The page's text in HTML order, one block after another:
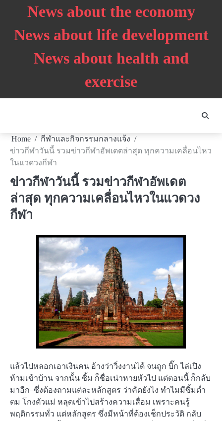
content
News about the economy
News about life development
News about health and
exercise
Home
กีฬาและกิจกรรมกลางแจ้ง
ข่าวกีฬาวันนี้ รวมข่าวกีฬาอัพเดตล่าสุด ทุกความเคลื่อนไหว
ในแวดวงกีฬา
ข่าวกีฬาวันนี้ รวมข่าวกีฬาอัพเดต
ล่าสุด ทุกความเคลื่อนไหวในแวดวง
กีฬา
แล้วไปหลอกเอาเงินคน อ้างว่าวิ่งงานได้ จนถูก บิ๊ก ไล่เปิง
ห้ามเข้าบ้าน จากนั้น ซิ้ม ก็ชื่อเน่าหายหัวไป แต่ตอนนี้ ก็กลับ
มาอีก–ซึ่งต้องถามแต่ละหลักสูตร ว่าคัดยังไง ทำไมมีซิ้มต่ำ
ตม โกงตัวแม่ หลุดเข้าไปสร้างความเสื่อม เพราะคนรู้
พฤติกรรมทั่ว แต่หลักสูตร ซึ่งมีหน้าที่ต้องเช็กประวัติ กลับ